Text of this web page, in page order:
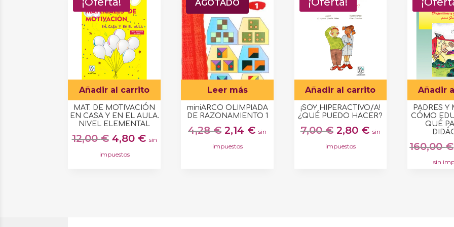
Añadir al carrito
MAT. DE MOTIVACIÓN
EN CASA Y EN EL AULA.
NIVEL ELEMENTAL
12,00€ El
precio
4,80 €El
sin
impuestos
AGOTADO
Leer más
miniARCO OLIMPIADA
DE RAZONAMIENTO 1
4,28€ El
precio
2,14 €El
sin
impuestos
Añadir al carrito
¡SOY HIPERACTIVO/A!
¿QUÉ PUEDO HACER?
7,00€ El
precio
2,80 €El
sin
impuestos
Añadir
PADRES Y
CÓMO
QUÉ
160,00€
sin